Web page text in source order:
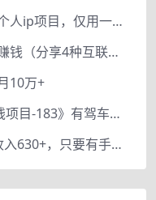
网创公众号个人ip项目，仅用一篇文章做到全网引流！
互联网怎么赚钱（分享4种互联网赚钱模式）
10万+
《188个赚钱项目-183》有驾车评项目，动动小手，复制粘贴赚44元！
上架2小时收入630+，只要有手就能做的AI搞钱项目，奶奶看完都能学会!